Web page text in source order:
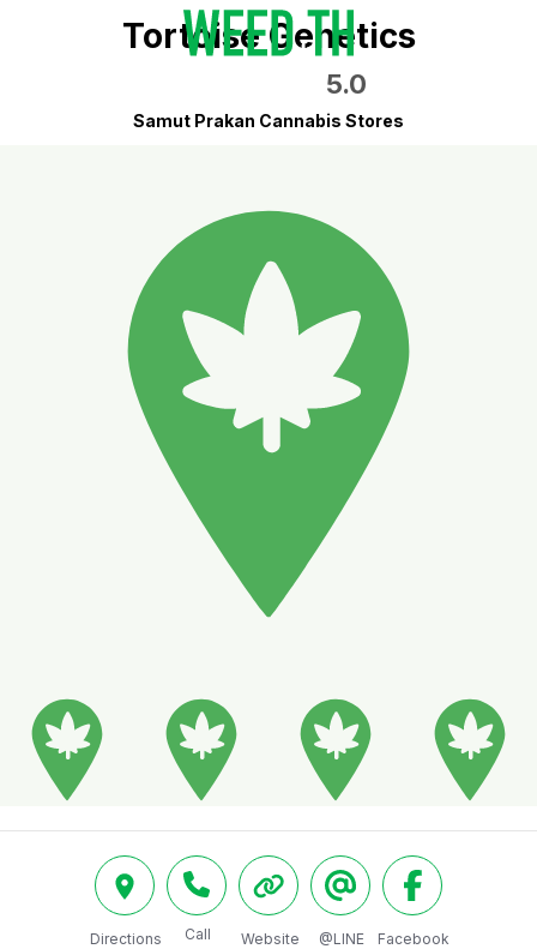
Tortoise Genetics
5.0
Samut Prakan Cannabis Stores
Directions Call Website @LINE Facebook